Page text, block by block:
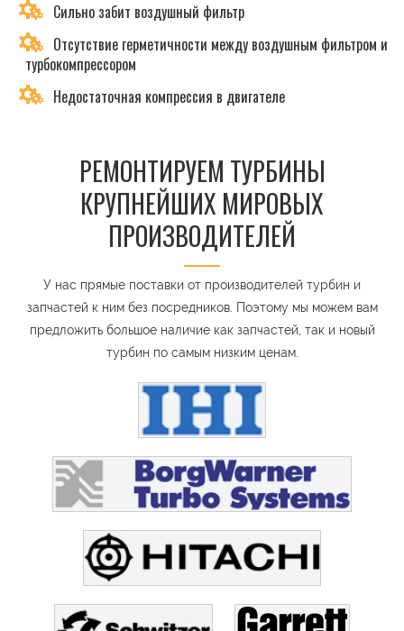
Сильно забит воздушный фильтр
Отсутствие герметичности между воздушным фильтром и
турбокомпрессором
Недостаточная компрессия в двигателе
РЕМОНТИРУЕМ ТУРБИНЫ
КРУПНЕЙШИХ МИРОВЫХ
ПРОИЗВОДИТЕЛЕЙ
У нас прямые поставки от производителей турбин и
запчастей к ним без посредников. Поэтому мы можем вам
предложить большое наличие как запчастей, так и новый
турбин по самым низким ценам.